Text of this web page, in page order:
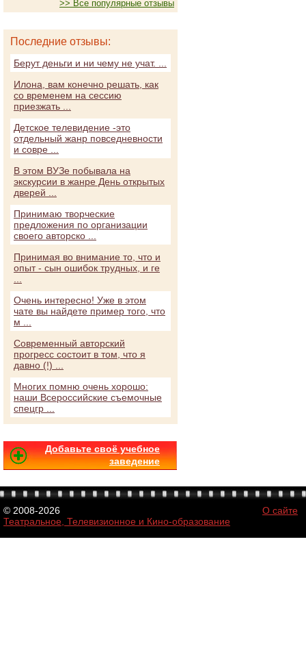
>> Все популярные отзывы
Последние отзывы:
Берут деньги и ни чему не учат. ...
Илона, вам конечно решать, как
со временем на сессию
приезжать ...
Детское телевидение -это
отдельный жанр повседневности
и совре ...
В этом ВУЗе побывала на
экскурсии в жанре День открытых
дверей ...
Принимаю творческие
предложения по организации
своего авторско ...
Принимая во внимание то, что и
опыт - сын ошибок трудных, и ге
Очень интересно! Уже в этом
чате вы найдете пример того, что
м ...
Современный авторский
прогресс состоит в том, что я
давно (!) ...
Многих помню очень хорошо:
наши Всероссийские съемочные
спецгр ...
Добавьте своё учебное
заведение
© 2008-2026
Театральное, Телевизионное и Кино-образование
О сайте